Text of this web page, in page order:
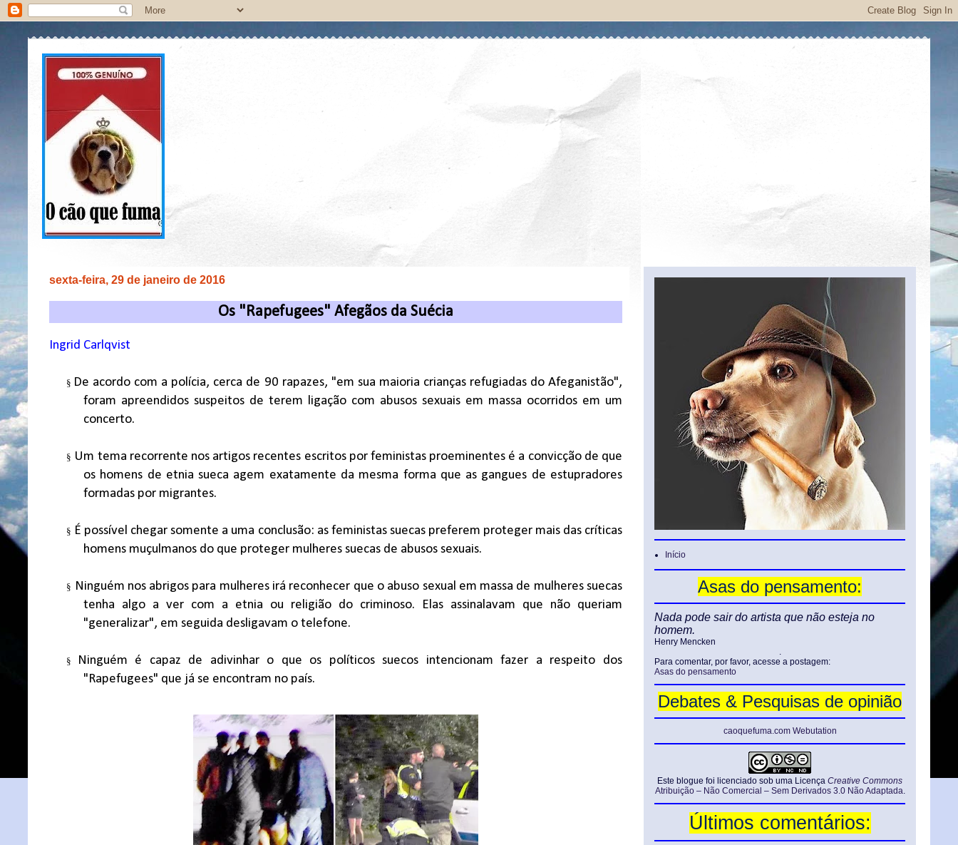
sexta-feira, 29 de janeiro de 2016
Os "Rapefugees" Afegãos da Suécia
Ingrid Carlqvist
§ De acordo com a polícia, cerca de 90 rapazes, "em sua maioria crianças refugiadas do Afeganistão",
foram apreendidos suspeitos de terem ligação com abusos sexuais em massa ocorridos em um
concerto.
§ Um tema recorrente nos artigos recentes escritos por feministas proeminentes é a convicção de que
os homens de etnia sueca agem exatamente da mesma forma que as gangues de estupradores
formadas por migrantes.
§ É possível chegar somente a uma conclusão: as feministas suecas preferem proteger mais das críticas
homens muçulmanos do que proteger mulheres suecas de abusos sexuais.
§ Ninguém nos abrigos para mulheres irá reconhecer que o abuso sexual em massa de mulheres suecas
tenha algo a ver com a etnia ou religião do criminoso. Elas assinalavam que não queriam
"generalizar", em seguida desligavam o telefone.
§
Ninguém é capaz de adivinhar o que os políticos suecos intencionam fazer a respeito dos
"Rapefugees" que já se encontram no país.
Início
Asas do pensamento:
Nada pode sair do artista que não esteja no
homem.
Henry Mencken
.
Para comentar, por favor, acesse a postagem:
Asas do pensamento
Debates & Pesquisas de opinião
caoquefuma.com Webutation
Este blogue foi licenciado sob uma Licença Creative Commons
Atribuição – Não Comercial – Sem Derivados 3.0 Não Adaptada.
Últimos comentários: